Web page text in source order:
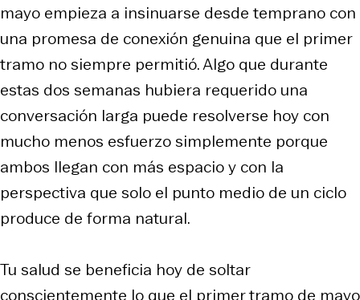
mayo empieza a insinuarse desde temprano con
una promesa de conexión genuina que el primer
tramo no siempre permitió. Algo que durante
estas dos semanas hubiera requerido una
conversación larga puede resolverse hoy con
mucho menos esfuerzo simplemente porque
ambos llegan con más espacio y con la
perspectiva que solo el punto medio de un ciclo
produce de forma natural.
Tu salud se beneficia hoy de soltar
conscientemente lo que el primer tramo de mayo